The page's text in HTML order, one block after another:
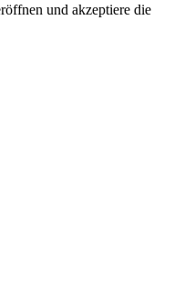
und akzeptiere die